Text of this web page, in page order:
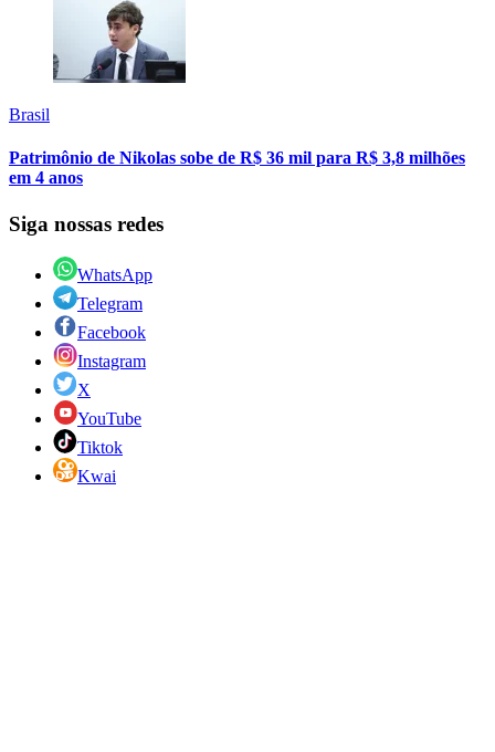
Brasil
Patrimônio de Nikolas sobe de R$ 36 mil para R$ 3,8 milhões
em 4 anos
Siga nossas redes
WhatsApp
Telegram
Facebook
Instagram
X
YouTube
Tiktok
Kwai